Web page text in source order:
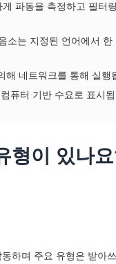
파동을 측정하고 필터
는 지정된 언어에서
네트워크를 통해 실행
퓨터 기반 수요로 표시됩
형이 있나
하며 주요 유형은 받아